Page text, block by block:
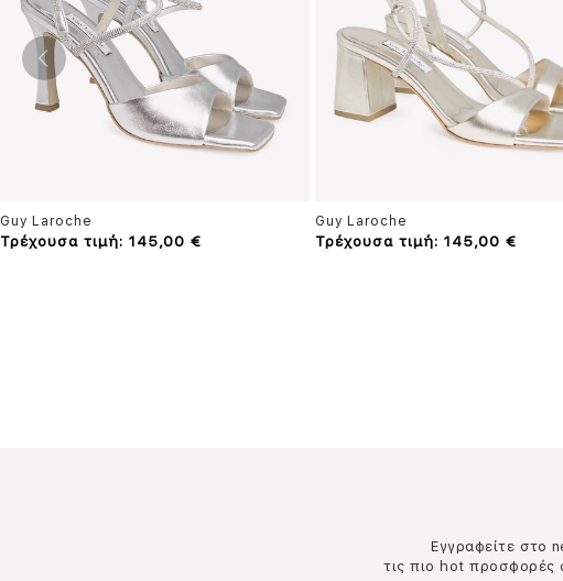
Guy Laroche
Τρέχουσα τιμή: 145,00 €
Guy Laroche
Τρέχουσα τιμή: 145,00 €
Εγγραφείτε στο
τις πιο hot προσφορές